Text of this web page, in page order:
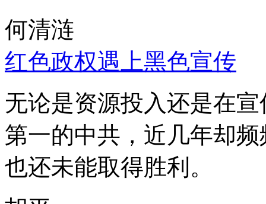
何清涟
红色政权遇上黑色宣传
无论是资源投入还是在
第一的中共，近几年却
也还未能取得胜利。